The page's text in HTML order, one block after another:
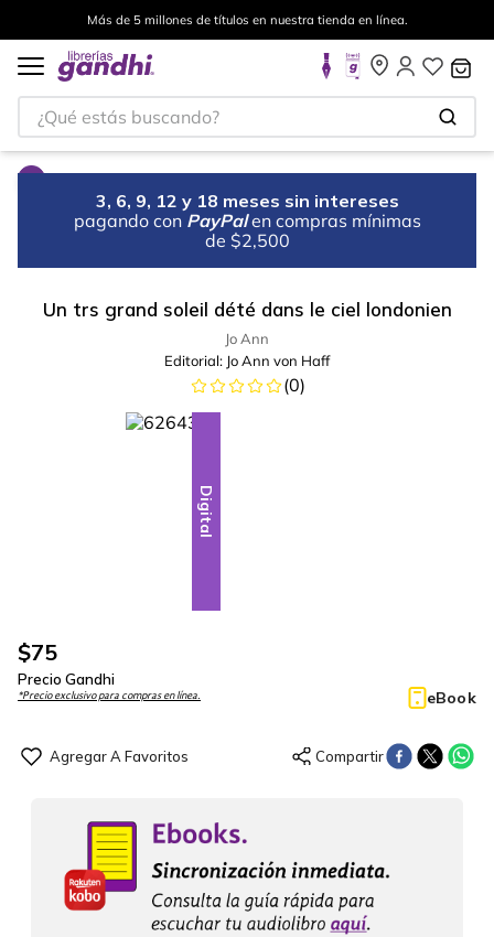
Más de 5 millones de títulos en nuestra tienda en línea.
¿Qué estás buscando?
3, 6, 9, 12 y 18 meses sin intereses
pagando con PayPal en compras mínimas
de $2,500
Un trs grand soleil dété dans le ciel londonien
Jo Ann
Editorial: Jo Ann von Haff
(0)
Digital
$75
Precio Gandhi
*Precio exclusivo para compras en línea. eBook